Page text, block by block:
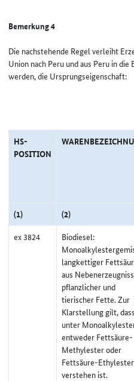
Bemerkung 4
Die nachstehende Regel verleiht
Union nach Peru und aus Peru in
werden, die Ursprungseigenschaft:
HS-
POSITION
(1)
(2)
ex 3824
Biodiesel:
langkettiger
aus
pflanzlicher und
tierischer Fette. Zur
Klarstellung gilt, dass
unter
entweder Fettsäure-
Methylester oder
Fettsäure-
verstehen ist.